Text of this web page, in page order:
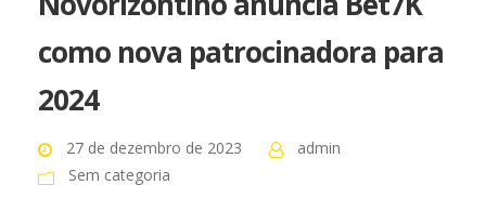
como nova patrocinadora para
2024
27 de dezembro de 2023
admin
Sem categoria